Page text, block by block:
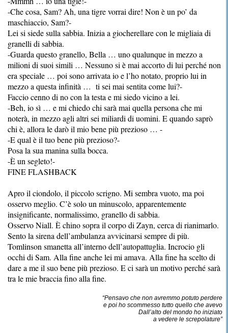
-Che cosa, Sam? Ah, una tigre vorrai dire! Non è un po’ da
maschiaccio, Sam?-
Lei si siede sulla sabbia. Inizia a giocherellare con le migliaia di
granelli di sabbia.
-Guarda questo granello, Bella … uno qualunque in mezzo a
milioni di suoi simili … Nessuno si è mai accorto di lui perché non
era speciale … poi sono arrivata io e l’ho notato, proprio lui in
mezzo a questa infinità … ti sei mai sentita come lui?-
Faccio cenno di no con la testa e mi siedo vicino a lei.
-Beh, io sì … e mi chiedo chi sarà mai quella persona che mi
noterà, in mezzo agli altri sei miliardi di uomini. E quando saprò
chi è, allora le darò il mio bene più prezioso … -
-E qual è il tuo bene più prezioso?-
Posa la sua manina sulla bocca.
-È un segleto!-
FINE FLASHBACK
Apro il ciondolo, il piccolo scrigno. Mi sembra vuoto, ma poi
osservo meglio. C’è solo un minuscolo, apparentemente
insignificante, normalissimo, granello di sabbia.
Osservo Niall. È chino sopra il corpo di Zayn, cerca di rianimarlo.
Sento la sirena dell’ambulanza avvicinarsi sempre di più.
Tomlinson smanetta all’interno dell’autopattuglia. Incrocio gli
occhi di Sam. Alla fine anche lei mi amava. Alla fine ha scelto di
dare a me il suo bene più prezioso. E ci sarà un motivo perché sarà
tra le mie braccia fino alla fine.
“Pensavo che non avremmo potuto perdere
e poi ho scommesso tutto quello che avevo
Dall’alto del mondo ho iniziato
a vedere le screpolature”